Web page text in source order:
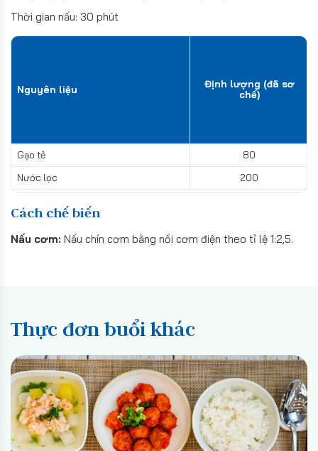
Thời gian nấu: 30 phút
Nguyên liệu
Định lượng (đã sơ
chế)
Gạo tẻ
80
Nước lọc
200
Cách chế biến
Nấu cơm: Nấu chín cơm bằng nồi cơm điện theo tỉ lệ 1:2,5.
Thực đơn buổi khác